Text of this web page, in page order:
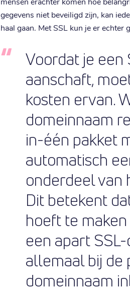
gegevens niet beveiligd zijn, kan
haal gaan. Met SSL kun je er
Voordat je een
aanschaft,
kosten ervan.
domeinnaam
in-één pakket
automatisch
onderdeel van
Dit betekent
hoeft te
een apart
allemaal bij de
domeinnaam